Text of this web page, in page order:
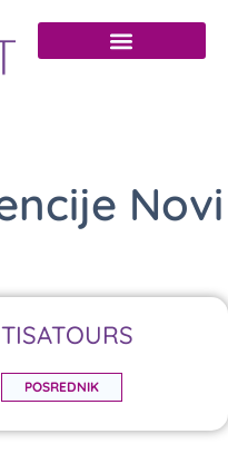
Novi
TISATOURS
POSREDNIK